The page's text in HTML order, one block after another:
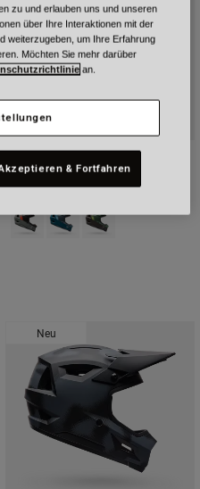
€ 189,99
Product swatch type of Rootbeer
Product swatch type of
Product swatch type
Neu
zu und erlauben uns und unseren
über Ihre Interaktionen mit der
weiterzugeben, um Ihre Erfahrung
Möchten Sie mehr darüber
an.
& Fortfahren